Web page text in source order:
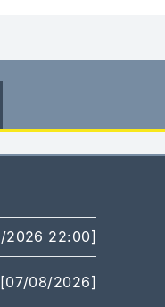
2026 22:00]
[07/08/2026]